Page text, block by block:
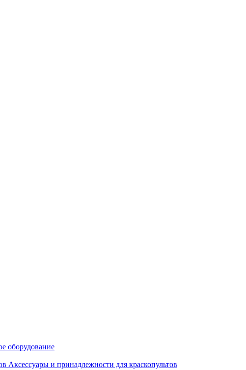
оборудование
Аксессуары и принадлежности для краскопультов